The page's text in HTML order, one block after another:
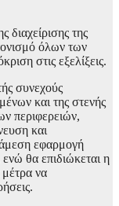
διαχείρισης της
όλων των
στις εξελίξεις.
συνεχούς
και της στενής
περιφερειών,
και
εφαρμογή
θα επιδιώκεται η
να